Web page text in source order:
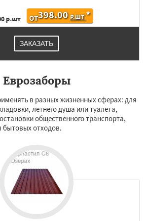
р.шт ОТ398.00 Р.ШТ*
ЗАКАЗАТЬ
Еврозаборы
в разных жизненных сферах: для
летнего душа или туалета,
общественного транспорта,
бытовых отходов.